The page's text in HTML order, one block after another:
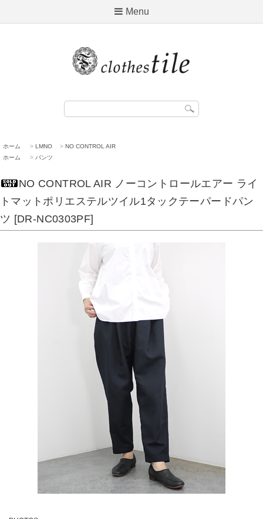
Menu
ホーム > LMNO > NO CONTROL AIR
ホーム
> パンツ
NO CONTROL AIR ノーコントロールエアー ライ
トマットポリエステルツイル1タックテーパードパン
ツ [DR-NC0303PF]